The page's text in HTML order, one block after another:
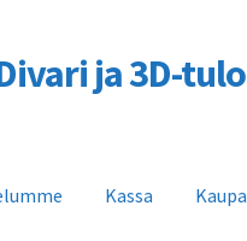
ja 3D-
Kassa